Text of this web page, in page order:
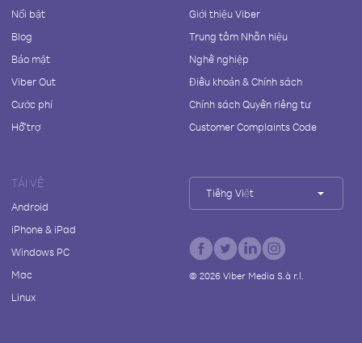
Nổi bật
Blog
Bảo mật
Viber Out
Cước phí
Hỗ trợ
Giới thiệu Viber
Trung tâm Nhãn hiệu
Nghề nghiệp
Điều khoản & Chính sách
Chính sách Quyền riêng tư
Customer Complaints Code
TẢI VỀ
Android
iPhone & iPad
Windows PC
Mac
Linux
Tiếng Việt
© 2026Viber Media S.à r.l.